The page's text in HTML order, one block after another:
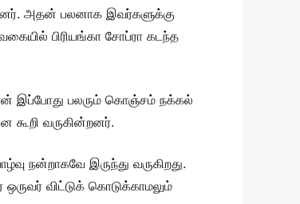
அதன் பலனாக இவர்களுக்கு
பிரியங்கா சோப்ரா கடந்த
இப்போது பலரும் கொஞ்சம் நக்கல்
கூறி வருகின்றனர்.
நன்றாகவே இருந்து வருகிறது.
விட்டுக் கொடுக்காமலும்